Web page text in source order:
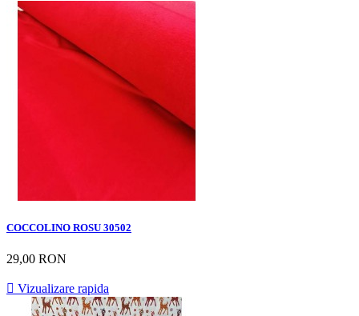
COCCOLINO ROSU 30502
29,00 RON
 Vizualizare rapida